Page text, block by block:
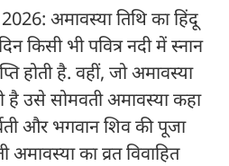
अमावस्या तिथि का हिंदू
किसी भी पवित्र नदी में स्नान
होती है. वहीं, जो अमावस्या
है उसे सोमवती अमावस्या कहा
और भगवान शिव की पूजा
अमावस्या का व्रत विवाहित